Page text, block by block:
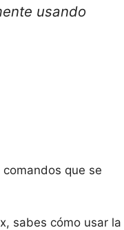
usando
que se
sabes cómo usar la